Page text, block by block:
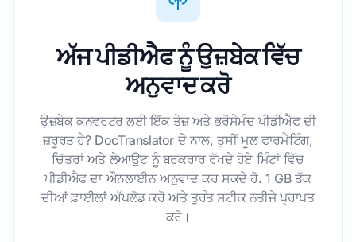
ਅੱਜ ਪੀਡੀਐਫ ਨੂੰ ਉਜ਼ਬੇਕ ਵਿੱਚ
ਅਨੁਵਾਦ ਕਰੋ
ਉਜ਼ਬੇਕ ਕਨਵਰਟਰ ਲਈ ਇੱਕ ਤੇਜ਼ ਅਤੇ ਭਰੋਸੇਮੰਦ ਪੀਡੀਐਫ ਦੀ
ਜ਼ਰੂਰਤ ਹੈ? DocTranslator ਦੇ ਨਾਲ, ਤੁਸੀਂ ਮੂਲ ਫਾਰਮੈਟਿੰਗ,
ਚਿੱਤਰਾਂ ਅਤੇ ਲੇਆਉਟ ਨੂੰ ਬਰਕਰਾਰ ਰੱਖਦੇ ਹੋਏ ਮਿੰਟਾਂ ਵਿੱਚ
ਪੀਡੀਐਫ ਦਾ ਔਨਲਾਈਨ ਅਨੁਵਾਦ ਕਰ ਸਕਦੇ ਹੋ. 1 GB ਤੱਕ
ਦੀਆਂ ਫ਼ਾਈਲਾਂ ਅੱਪਲੋਡ ਕਰੋ ਅਤੇ ਤੁਰੰਤ ਸਟੀਕ ਨਤੀਜੇ ਪ੍ਰਾਪਤ
ਕਰੋ।